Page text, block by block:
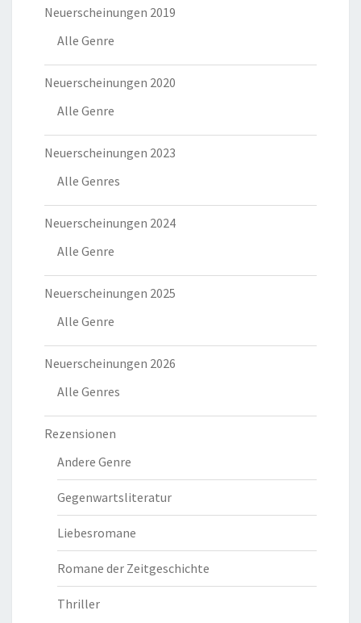
Neuerscheinungen 2019
Alle Genre
Neuerscheinungen 2020
Alle Genre
Neuerscheinungen 2023
Alle Genres
Neuerscheinungen 2024
Alle Genre
Neuerscheinungen 2025
Alle Genre
Neuerscheinungen 2026
Alle Genres
Rezensionen
Andere Genre
Gegenwartsliteratur
Liebesromane
Romane der Zeitgeschichte
Thriller